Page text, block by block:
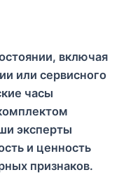
включая
или сервисного
часы
эксперты
и ценность
признаков.